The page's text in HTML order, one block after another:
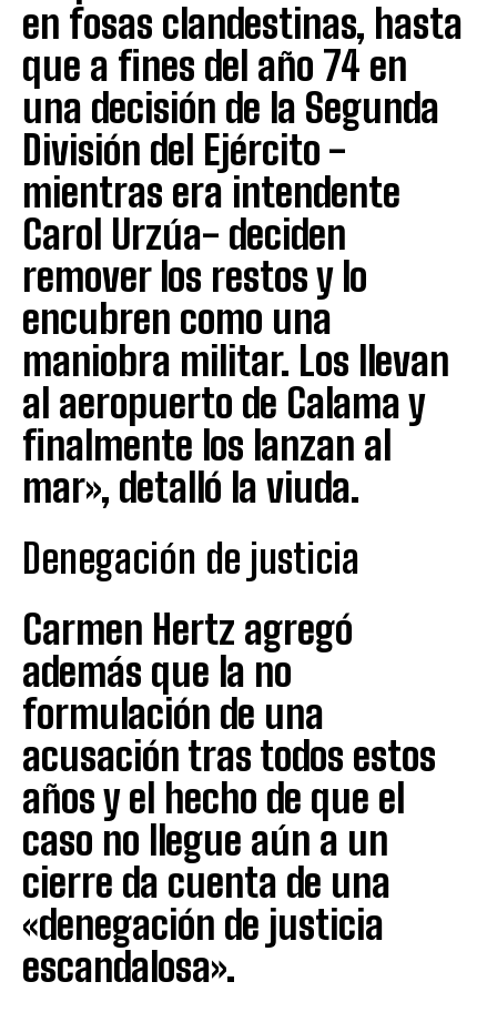
en fosas clandestinas, hasta
que a fines del año 74 en
una decisión de la Segunda
División del Ejército -
mientras era intendente
Carol Urzúa- deciden
remover los restos y lo
encubren como una
maniobra militar. Los llevan
al aeropuerto de Calama y
finalmente los lanzan al
mar», detalló la viuda.
Denegación de justicia
Carmen Hertz agregó
además que la no
formulación de una
acusación tras todos estos
años y el hecho de que el
caso no llegue aún a un
cierre da cuenta de una
«denegación de justicia
escandalosa».